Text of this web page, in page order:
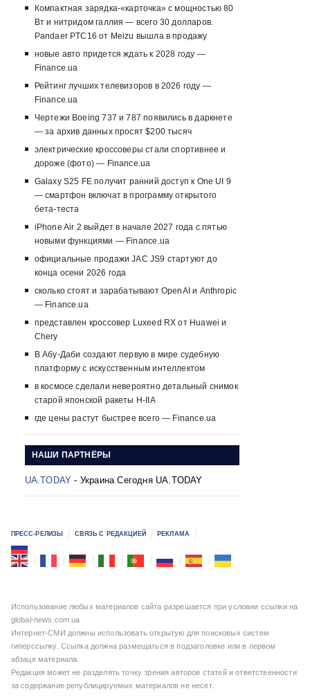
Компактная зарядка-«карточка» с мощностью 80
Вт и нитридом галлия — всего 30 долларов.
Pandaer PTC16 от Meizu вышла в продажу
новые авто придется ждать к 2028 году —
Finance.ua
Рейтинг лучших телевизоров в 2026 году —
Finance.ua
Чертежи Boeing 737 и 787 появились в даркнете
— за архив данных просят $200 тысяч
электрические кроссоверы стали спортивнее и
дороже (фото) — Finance.ua
Galaxy S25 FE получит ранний доступ к One UI 9
— смартфон включат в программу открытого
бета-теста
iPhone Air 2 выйдет в начале 2027 года с пятью
новыми функциями — Finance.ua
официальные продажи JAC JS9 стартуют до
конца осени 2026 года
сколько стоят и зарабатывают OpenAI и Anthropic
— Finance.ua
представлен кроссовер Luxeed RX от Huawei и
Chery
В Абу-Даби создают первую в мире судебную
платформу с искусственным интеллектом
в космосе сделали невероятно детальный снимок
старой японской ракеты H-IIA
где цены растут быстрее всего — Finance.ua
НАШИ ПАРТНЁРЫ
UA.TODAY - Украина Сегодня UA.TODAY
ПРЕСС-РЕЛИЗЫ СВЯЗЬ С РЕДАКЦИЕЙ РЕКЛАМА
Использование любых материалов сайта разрешается при условии ссылки на
global-news.com.ua
Интернет-СМИ должны использовать открытую для поисковых систем
гиперссылку. Ссылка должна размещаться в подзаголовке или в первом
абзаце материала.
Редакция может не разделять точку зрения авторов статей и ответственности
за содержание републицируемых материалов не несет.